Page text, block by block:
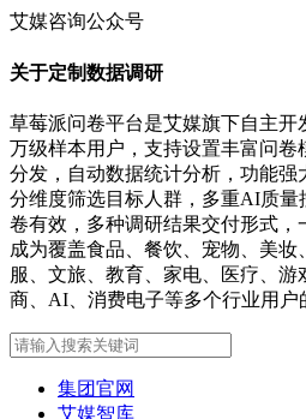
艾媒咨询公众号
关于定制数据调研
草莓派问卷平台是艾媒旗下自主
万级样本用户，支持设置丰富问卷
分发，自动数据统计分析，功能强
分维度筛选目标人群，多重AI质
卷有效，多种调研结果交付形式，
成为覆盖食品、餐饮、宠物、美
服、文旅、教育、家电、医疗、
商、AI、消费电子等多个行业用户
集团官网
艾媒智库